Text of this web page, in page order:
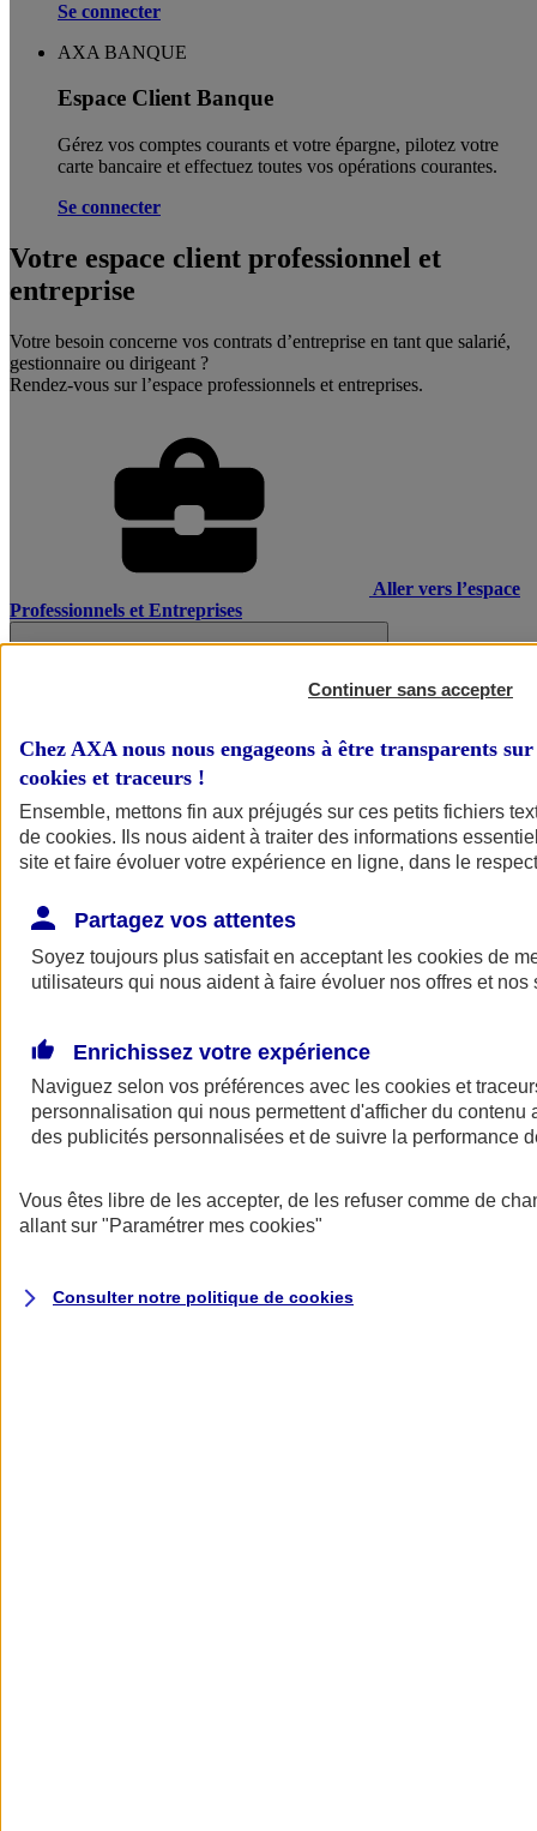
Se connecter
AXA BANQUE
Espace Client Banque
Gérez vos comptes courants et votre épargne, pilotez votre
carte bancaire et effectuez toutes vos opérations courantes.
Se connecter
Votre espace client professionnel et
entreprise
Votre besoin concerne vos contrats d’entreprise en tant que salarié,
gestionnaire ou dirigeant ?
Rendez-vous sur l’espace professionnels et entreprises.
Aller vers l’espace
Professionnels et Entreprises
AXA Assurance
Continuer sans accepter
Chez AXA nous nous engageons à être transparents
cookies et traceurs !
Ensemble, mettons fin aux préjugés sur ces petits fichiers
de cookies. Ils nous aident à traiter des informations
site et faire évoluer votre expérience en ligne, dans le
Partagez vos attentes
Soyez toujours plus satisfait en acceptant les cookies de
utilisateurs qui nous aident à faire évoluer nos offres et nos
Enrichissez votre expérience
Naviguez selon vos préférences avec les cookies et
personnalisation qui nous permettent d'afficher du contenu
des publicités personnalisées et de suivre la performance
Vous êtes libre de les accepter, de les refuser comme de
allant sur "Paramétrer mes cookies"
Consulter notre politique de cookies